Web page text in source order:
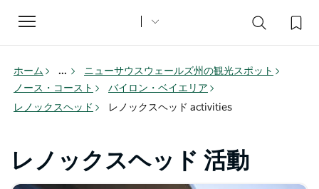
Toggle
navigation
ホーム ...
ニューサウスウェールズ州の観光スポット
ノース・コースト
バイロン・ベイエリア
レノックスヘッド
レノックスヘッド activities
レノックスヘッド 活動